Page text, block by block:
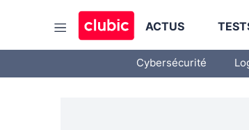
ACTUS
Cybersécurité